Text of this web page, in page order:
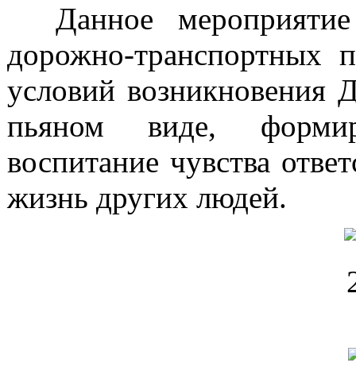
Данное мероприятие
дорожно-транспортных
условий возникновения
пьяном виде,
воспитание чувства
жизнь других людей.